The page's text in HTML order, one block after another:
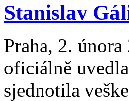
Stanislav
Praha, 2.
oficiálně
sjednotila